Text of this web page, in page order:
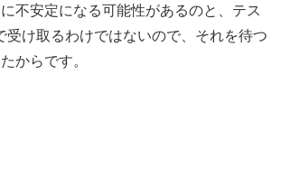
不安定になる可能性があるのと、テス
受け取るわけではないので、それを待つ
からです。